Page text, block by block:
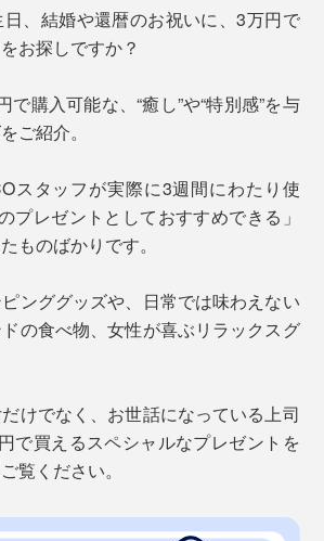
、結婚や還暦のお祝いに、3万円で
お探しですか？
で購入可能な、“癒し”や“特別感”を与
ご紹介。
スタッフが実際に3週間にわたり使
プレゼントとしておすすめできる」
ものばかりです。
ンググッズや、日常では味わえない
の食べ物、女性が喜ぶリラックスグ
けでなく、お世話になっている上司
で買えるスペシャルなプレゼントを
覧ください。